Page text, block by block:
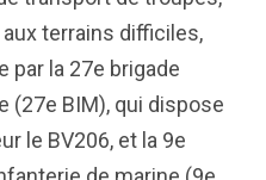
terrains difficiles,
la 27e brigade
(27e BIM), qui dispose
le BV206, et la 9e